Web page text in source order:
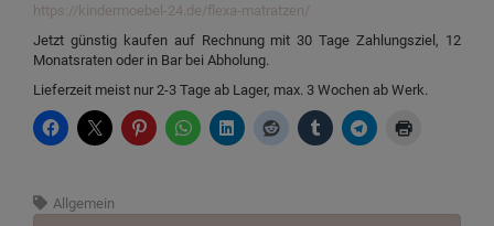
https://kindermoebel-24.de/flexa-matratzen/
Jetzt günstig kaufen auf Rechnung mit 30 Tage Zahlungsziel, 12
Monatsraten oder in Bar bei Abholung.
Lieferzeit meist nur 2-3 Tage ab Lager, max. 3 Wochen ab Werk.
Allgemein